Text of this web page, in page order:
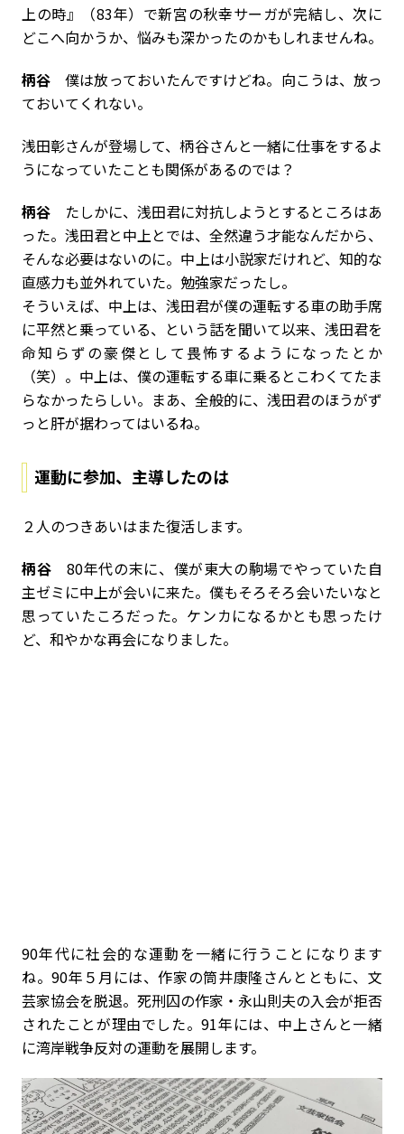
上の時』（83年）で新宮の秋幸サーガが完結し、次に
どこへ向かうか、悩みも深かったのかもしれませんね。
柄谷 僕は放っておいたんですけどね。向こうは、放っ
ておいてくれない。
――浅田彰さんが登場して、柄谷さんと一緒に仕事をするよ
うになっていたことも関係があるのでは？
柄谷 たしかに、浅田君に対抗しようとするところはあ
った。浅田君と中上とでは、全然違う才能なんだから、
そんな必要はないのに。中上は小説家だけれど、知的な
直感力も並外れていた。勉強家だったし。
そういえば、中上は、浅田君が僕の運転する車の助手席
に平然と乗っている、という話を聞いて以来、浅田君を
命知らずの豪傑として畏怖するようになったとか
（笑）。中上は、僕の運転する車に乗るとこわくてたま
らなかったらしい。まあ、全般的に、浅田君のほうがず
っと肝が据わってはいるね。
運動に参加、主導したのは
――２人のつきあいはまた復活します。
柄谷 80年代の末に、僕が東大の駒場でやっていた自
主ゼミに中上が会いに来た。僕もそろそろ会いたいなと
思っていたころだった。ケンカになるかとも思ったけ
ど、和やかな再会になりました。
――90年代に社会的な運動を一緒に行うことになります
ね。90年５月には、作家の筒井康隆さんとともに、文
芸家協会を脱退。死刑囚の作家・永山則夫の入会が拒否
されたことが理由でした。91年には、中上さんと一緒
に湾岸戦争反対の運動を展開します。